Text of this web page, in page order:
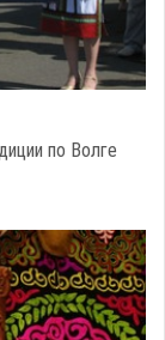
по Волге